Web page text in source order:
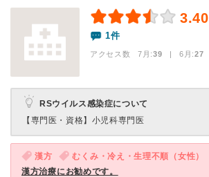
3.40
1件
アクセス数 7月:39 | 6月:27
RSウイルス感染症について
【専門医・資格】 小児科専門医
漢方 むくみ・冷え・生理不順（女性）
漢方治療にお勧めです。